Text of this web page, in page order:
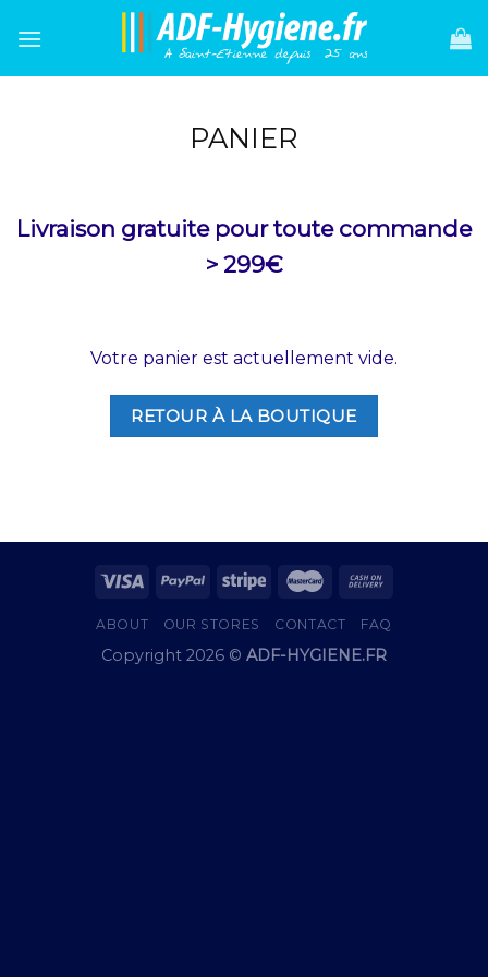
PANIER
Livraison gratuite pour toute commande
> 299€
Votre panier est actuellement vide.
RETOUR À LA BOUTIQUE
ABOUT OUR STORES CONTACT FAQ
Copyright 2026 © ADF-HYGIENE.FR